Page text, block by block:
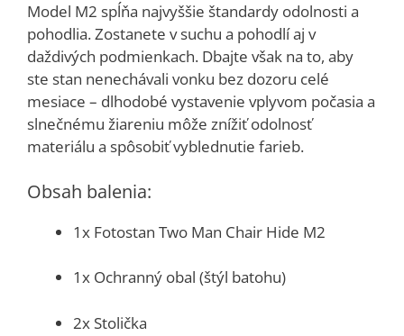
Model M2 spĺňa najvyššie štandardy odolnosti a
pohodlia. Zostanete v suchu a pohodlí aj v
daždivých podmienkach. Dbajte však na to, aby
ste stan nenechávali vonku bez dozoru celé
mesiace – dlhodobé vystavenie vplyvom počasia a
slnečnému žiareniu môže znížiť odolnosť
materiálu a spôsobiť vyblednutie farieb.
Obsah balenia:
1x Fotostan Two Man Chair Hide M2
1x Ochranný obal (štýl batohu)
2x Stolička